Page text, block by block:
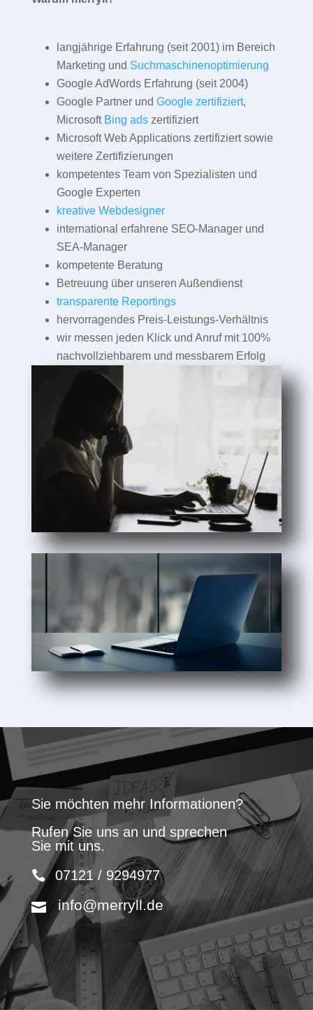
langjährige Erfahrung (seit 2001) im Bereich
Marketing und Suchmaschinenoptimierung
Google AdWords Erfahrung (seit 2004)
Google Partner und Google zertifiziert,
Microsoft Bing adszertifiziert
Microsoft Web Applications zertifiziert sowie
weitere Zertifizierungen
kompetentes Team von Spezialisten und
Google Experten
kreative Webdesigner
international erfahrene SEO-Manager und
SEA-Manager
kompetente Beratung
Betreuung über unseren Außendienst
transparente Reportings
hervorragendes Preis-Leistungs-Verhältnis
wir messen jeden Klick und Anruf mit 100%
nachvollziehbarem und messbarem Erfolg
Sie möchten mehr Informationen?
Rufen Sie uns an und sprechen
Sie mit uns.
07121 / 9294977
info@merryll.de